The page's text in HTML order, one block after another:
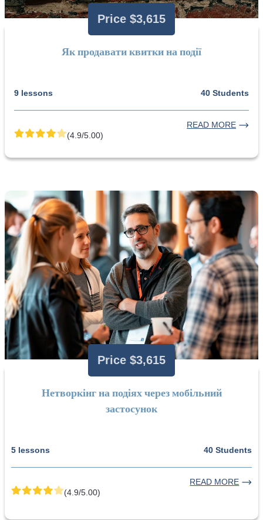
Price $3,615
Як продавати квитки на події
9 lessons 40 Students
(4.9/5.00)
READ MORE
Price $3,615
Нетворкінг на подіях через мобільний
застосунок
5 lessons 40 Students
(4.9/5.00)
READ MORE